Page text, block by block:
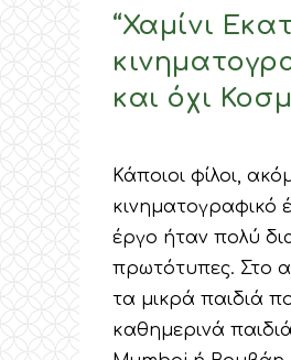
“Χαμίνι
και όχι
Κάποιοι φίλοι,
κινηματογραφικό
έργο ήταν πολύ
πρωτότυπες. Στο
τα μικρά παιδιά
καθημερινά